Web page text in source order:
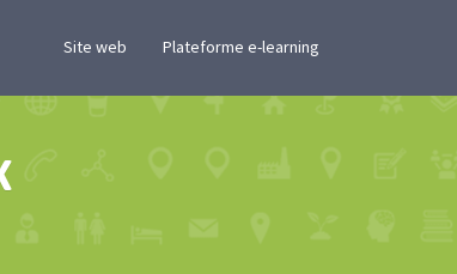
Site web Plateforme e-learning